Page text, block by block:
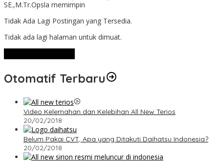
SE.,M.Tr.Opsla memimpin
Tidak Ada Lagi Postingan yang Tersedia.
Tidak ada lagi halaman untuk dimuat.
Otomatif Terbaru
Video Kelemahan dan Kelebihan All New Terios
20/02/2018
Belum Pakai CVT, Apa yang Ditakuti Daihatsu Indonesia?
20/02/2018